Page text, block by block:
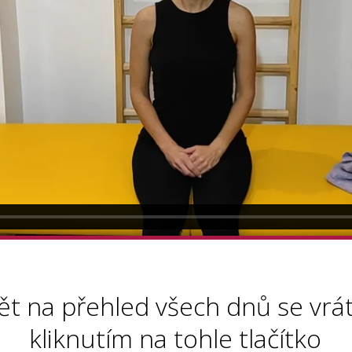
na přehled všech dnů se
kliknutím na tohle tlačítko